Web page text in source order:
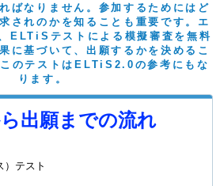
ばなりません。参加するためにはど
されのかを知ることも重要です。エ
ELTiSテストによる模擬審査を無料
に基づいて、出願するかを決めるこ
のテストはELTiS2.0の参考にもな
ります。
出願までの流れ
）テスト